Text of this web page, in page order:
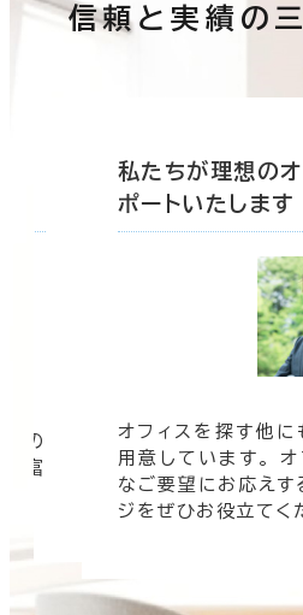
信頼と実績の
の
豊富
私たちが理想の
ポートいたします
オフィスを探す他
用意しています。
なご要望にお応えす
ジをぜひお役立てく